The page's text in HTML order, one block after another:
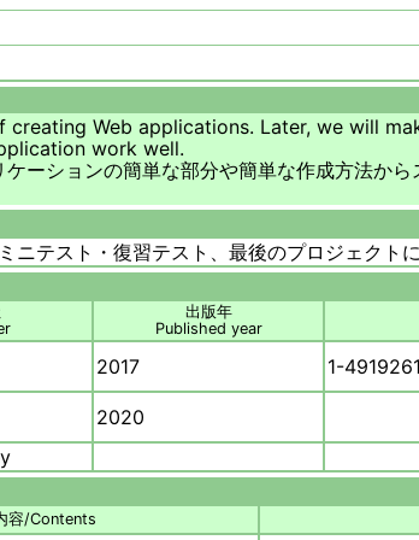
Web applications. Later, we will
work well.
ーションの簡単な部分や簡単な作成方法か
ニテスト・復習テスト、最後のプロジェクト
出版年
Published year
2017 1-
2020
容/Contents